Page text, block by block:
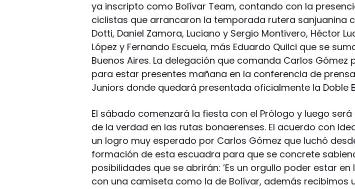
ya inscripto como Bolívar Team, contando con la
ciclistas que arrancaron la temporada rutera sanjuanina
Dotti, Daniel Zamora, Luciano y Sergio Montivero, Héctor
López y Fernando Escuela, más Eduardo Quilci que se
Buenos Aires. La delegación que comanda Carlos Gómez
para estar presentes mañana en la conferencia de
Juniors donde quedará presentada oficialmente la Doble
El sábado comenzará la fiesta con el Prólogo y luego
de la verdad en las rutas bonaerenses. El acuerdo con
un logro muy esperado por Carlos Gómez que luchó
formación de esta escuadra para que se concrete
posibilidades que se abrirán: ’Es un orgullo poder estar en
con una camiseta como la de Bolívar, además recibimos